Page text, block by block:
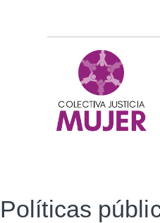
Políticas